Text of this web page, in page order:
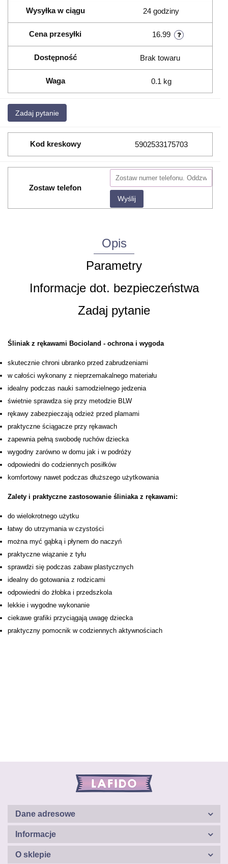
Wysyłka w ciągu 24 godziny
Cena przesyłki 16.99
Dostępność Brak towaru
Waga 0.1 kg
Zadaj pytanie
Kod kreskowy 5902533175703
Zostaw telefon
Wyślij
Opis
Parametry
Informacje dot. bezpieczeństwa
Zadaj pytanie
Śliniak z rękawami Bocioland - ochrona i wygoda
skutecznie chroni ubranko przed zabrudzeniami
w całości wykonany z nieprzemakalnego materiału
idealny podczas nauki samodzielnego jedzenia
świetnie sprawdza się przy metodzie BLW
rękawy zabezpieczają odzież przed plamami
praktyczne ściągacze przy rękawach
zapewnia pełną swobodę ruchów dziecka
wygodny zarówno w domu jak i w podróży
odpowiedni do codziennych posiłków
komfortowy nawet podczas dłuższego użytkowania
Zalety i praktyczne zastosowanie śliniaka z rękawami:
do wielokrotnego użytku
łatwy do utrzymania w czystości
można myć gąbką i płynem do naczyń
praktyczne wiązanie z tyłu
sprawdzi się podczas zabaw plastycznych
idealny do gotowania z rodzicami
odpowiedni do żłobka i przedszkola
lekkie i wygodne wykonanie
ciekawe grafiki przyciągają uwagę dziecka
praktyczny pomocnik w codziennych aktywnościach
Dane adresowe
Informacje
O sklepie